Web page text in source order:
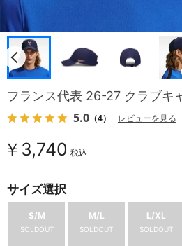
フランス代表 26-27 クラブキ
5.0 （4） レビューを見る
￥3,740 税込
サイズ選択
S/M
SOLDOUT
M/L
SOLDOUT
L/XL
SOLDOUT